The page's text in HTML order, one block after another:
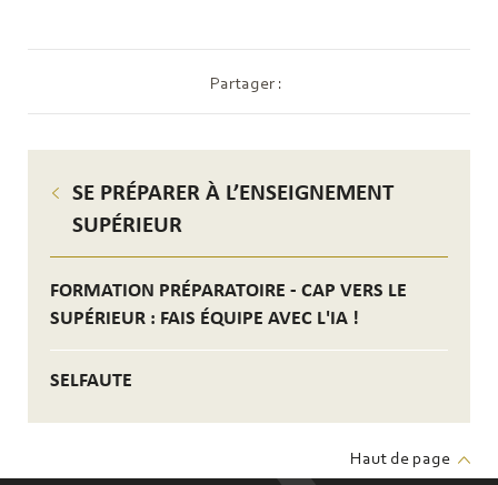
SE PRÉPARER À L’ENSEIGNEMENT
SUPÉRIEUR
FORMATION PRÉPARATOIRE - CAP VERS LE
SUPÉRIEUR : FAIS ÉQUIPE AVEC L'IA !
SELFAUTE
Partager :
Haut de page